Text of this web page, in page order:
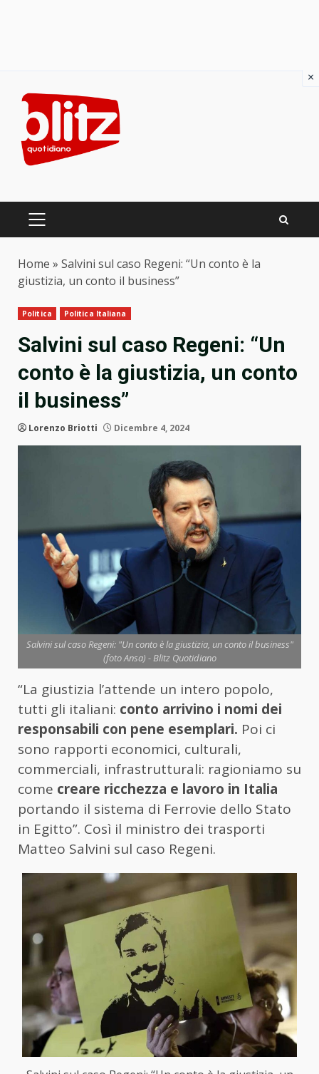
content
PRIMARY
Home » Salvini sul caso Regeni: “Un conto è la
giustizia, un conto il business”
Politica Politica Italiana
Salvini sul caso Regeni: “Un
conto è la giustizia, un conto
il business”
Lorenzo Briotti Dicembre 4, 2024
Salvini sul caso Regeni: "Un conto è la giustizia, un conto il business"
(foto Ansa) - Blitz Quotidiano
“La giustizia l’attende un intero popolo,
tutti gli italiani: conto arrivino i nomi dei
responsabili con pene esemplari. Poi ci
sono rapporti economici, culturali,
commerciali, infrastrutturali: ragioniamo su
come creare ricchezza e lavoro in Italia
portando il sistema di Ferrovie dello Stato
in Egitto”. Così il ministro dei trasporti
Matteo Salvini sul caso Regeni.
×